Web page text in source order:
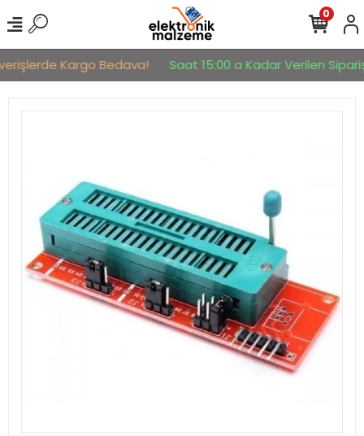
Kargo Bedava! Saat 15:00 a Kadar Verilen
0